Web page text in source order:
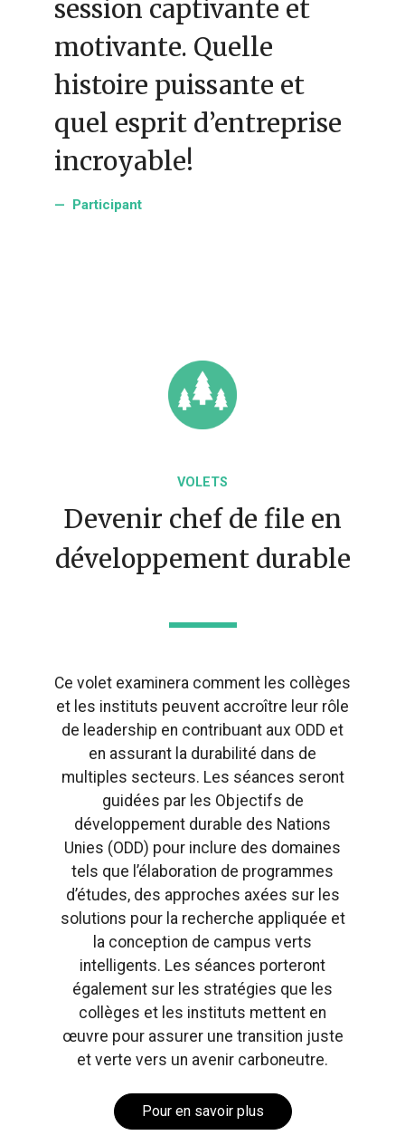
session captivante et
motivante. Quelle
histoire puissante et
quel esprit d’entreprise
incroyable!
Participant
VOLETS
Devenir chef de file en
développement durable
Ce volet examinera comment les collèges
et les instituts peuvent accroître leur rôle
de leadership en contribuant aux ODD et
en assurant la durabilité dans de
multiples secteurs. Les séances seront
guidées par les Objectifs de
développement durable des Nations
Unies (ODD) pour inclure des domaines
tels que l’élaboration de programmes
d’études, des approches axées sur les
solutions pour la recherche appliquée et
la conception de campus verts
intelligents. Les séances porteront
également sur les stratégies que les
collèges et les instituts mettent en
œuvre pour assurer une transition juste
et verte vers un avenir carboneutre.
Pour en savoir plus